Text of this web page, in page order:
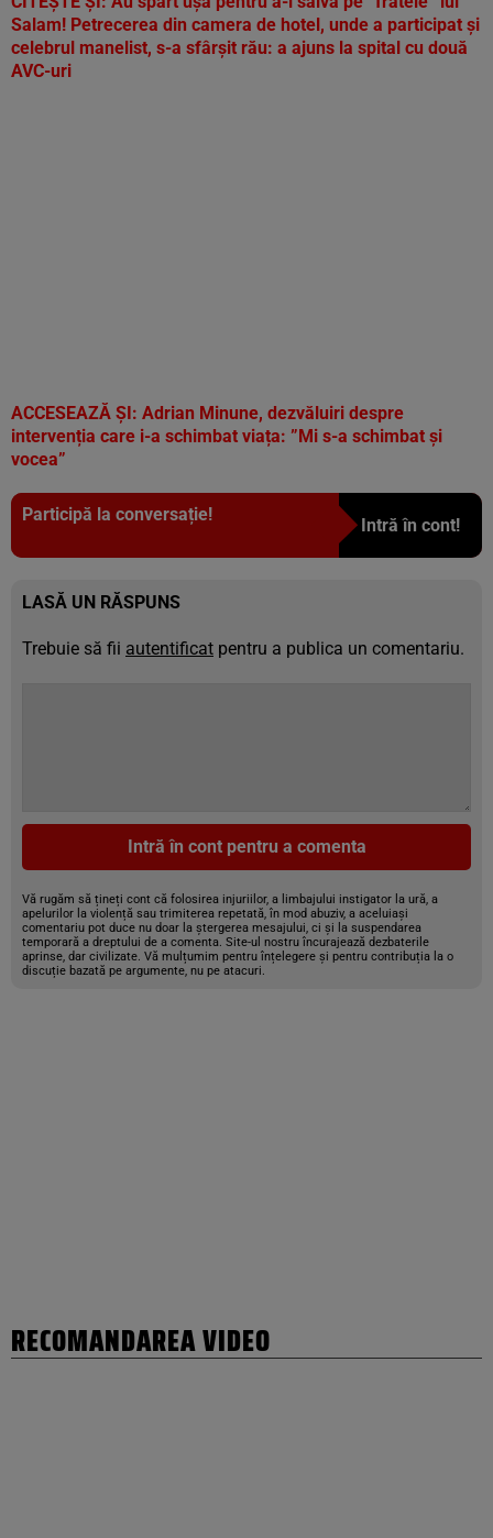
Salam! Petrecerea din camera de hotel, unde a participat și
celebrul manelist, s-a sfârșit rău: a ajuns la spital cu două
AVC-uri
ACCESEAZĂ ȘI: Adrian Minune, dezvăluiri despre
intervenția care i-a schimbat viața: ”Mi s-a schimbat și
vocea”
Participă la conversație!
Intră în cont!
LASĂ UN RĂSPUNS
Trebuie să fii autentificat pentru a publica un comentariu.
Intră în cont pentru a comenta
Vă rugăm să țineți cont că folosirea injuriilor, a limbajului instigator la ură, a
apelurilor la violență sau trimiterea repetată, în mod abuziv, a aceluiași
comentariu pot duce nu doar la ștergerea mesajului, ci și la suspendarea
temporară a dreptului de a comenta. Site-ul nostru încurajează dezbaterile
aprinse, dar civilizate. Vă mulțumim pentru înțelegere și pentru contribuția la o
discuție bazată pe argumente, nu pe atacuri.
RECOMANDAREA VIDEO